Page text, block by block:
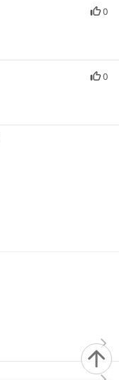
0
0